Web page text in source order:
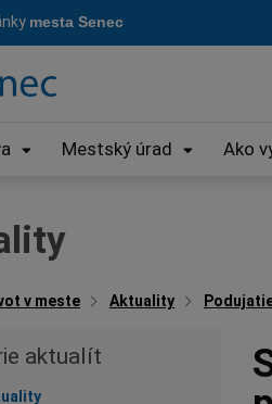
mesta Senec
Mestský úrad Ako
v meste Aktuality
aktualít